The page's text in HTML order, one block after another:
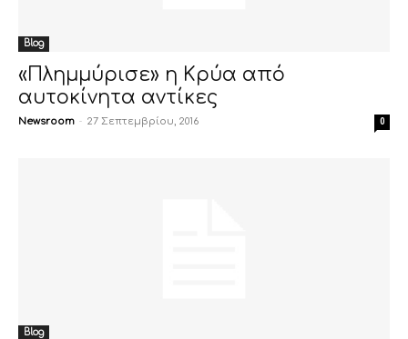
Blog
«Πλημμύρισε» η Κρύα από
αυτοκίνητα αντίκες
Newsroom - 27 Σεπτεμβρίου, 2016 0
Blog